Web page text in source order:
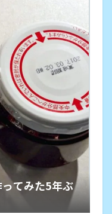
てみた5年ぶ